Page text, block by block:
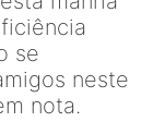
se
neste
nota.